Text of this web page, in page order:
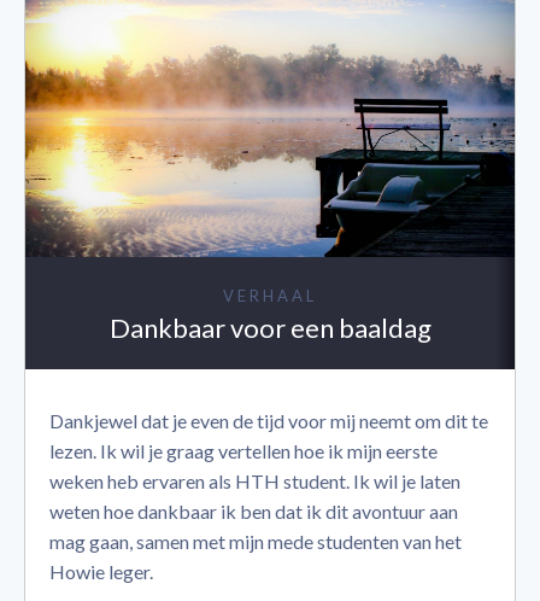
VERHAAL
Dankbaar voor een baaldag
Dankjewel dat je even de tijd voor mij neemt om dit te
lezen. Ik wil je graag vertellen hoe ik mijn eerste
weken heb ervaren als HTH student. Ik wil je laten
weten hoe dankbaar ik ben dat ik dit avontuur aan
mag gaan, samen met mijn mede studenten van het
Howie leger.